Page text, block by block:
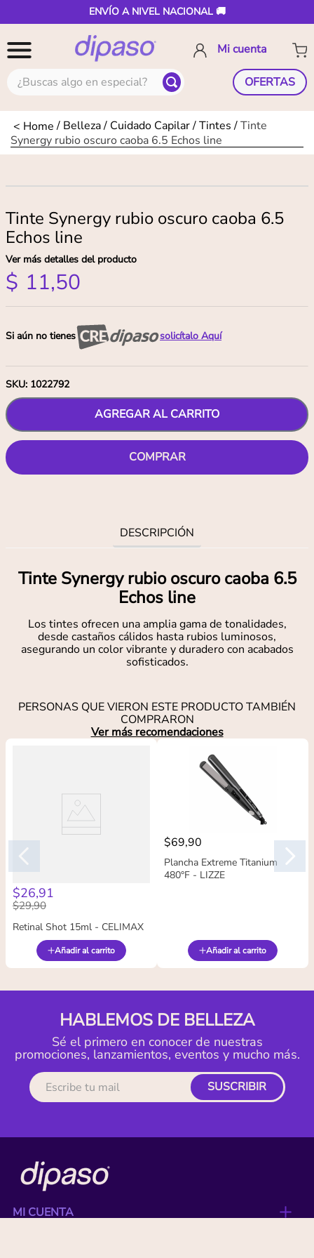
ENVÍO A NIVEL NACIONAL 🚚
¿Buscas algo en especial? OFERTAS
Belleza Cuidado Capilar Tintes
Tinte
Synergy rubio oscuro caoba 6.5 Echos line
Tinte Synergy rubio oscuro caoba 6.5
Echos line
Ver más detalles del producto
$ 11,50
Si aún no tienes solicítalo Aquí
SKU: 1022792
AGREGAR AL CARRITO
COMPRAR
DESCRIPCIÓN
Tinte Synergy rubio oscuro caoba 6.5
Echos line
Los tintes ofrecen una amplia gama de tonalidades,
desde castaños cálidos hasta rubios luminosos,
asegurando un color vibrante y duradero con acabados
sofisticados.
PERSONAS QUE VIERON ESTE PRODUCTO TAMBIÉN
COMPRARON
Ver más recomendaciones
$26,91
$29,90
Retinal Shot 15ml - CELIMAX
Añadir al carrito
$69,90
Plancha Extreme Titanium
480°F - LIZZE
Añadir al carrito
HABLEMOS DE BELLEZA
Sé el primero en conocer de nuestras
promociones, lanzamientos, eventos y mucho más.
SUSCRIBIR
MI CUENTA